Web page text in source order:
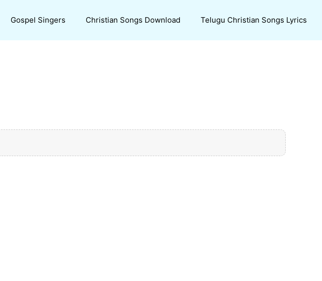
Gospel Singers Christian Songs Download Telugu Christian Songs Lyrics